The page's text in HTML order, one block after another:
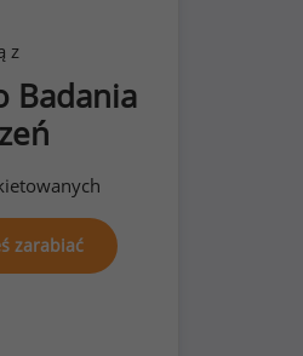
z
Badania
zarabiać